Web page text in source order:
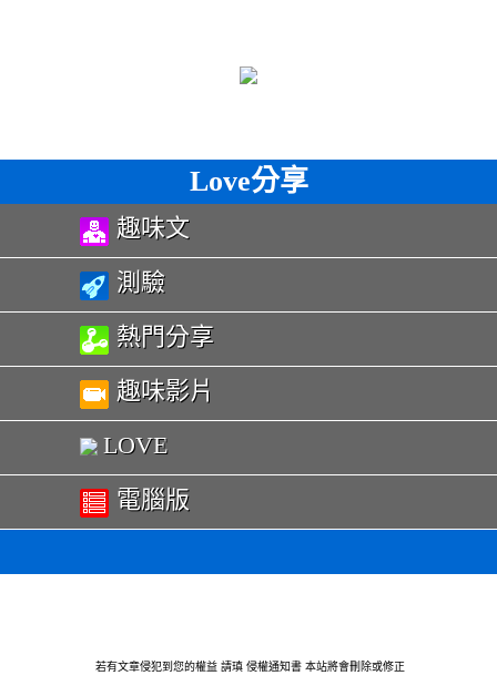
Love分享
趣味文
測驗
熱門分享
趣味影片
LOVE
電腦版
若有文章侵犯到您的權益 請瑱 侵權通知書 本站將會刪除或修正